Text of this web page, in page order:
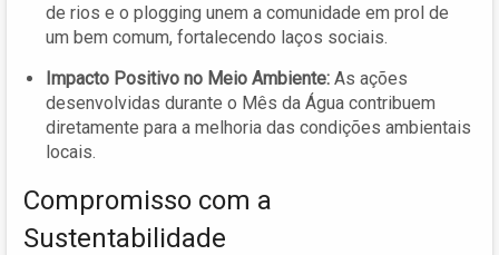
de rios e o plogging unem a comunidade em prol de
um bem comum, fortalecendo laços sociais.
Impacto Positivo no Meio Ambiente: As ações
desenvolvidas durante o Mês da Água contribuem
diretamente para a melhoria das condições ambientais
locais.
Compromisso com a
Sustentabilidade